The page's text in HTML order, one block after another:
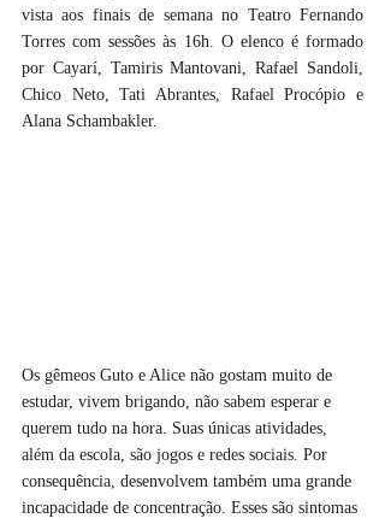
vista aos finais de semana no Teatro Fernando
Torres com sessões às 16h. O elenco é formado
por Cayarí, Tamiris Mantovani, Rafael Sandoli,
Chico Neto, Tati Abrantes, Rafael Procópio e
Alana Schambakler.
Os gêmeos Guto e Alice não gostam muito de
estudar, vivem brigando, não sabem esperar e
querem tudo na hora. Suas únicas atividades,
além da escola, são jogos e redes sociais. Por
consequência, desenvolvem também uma grande
incapacidade de concentração. Esses são sintomas